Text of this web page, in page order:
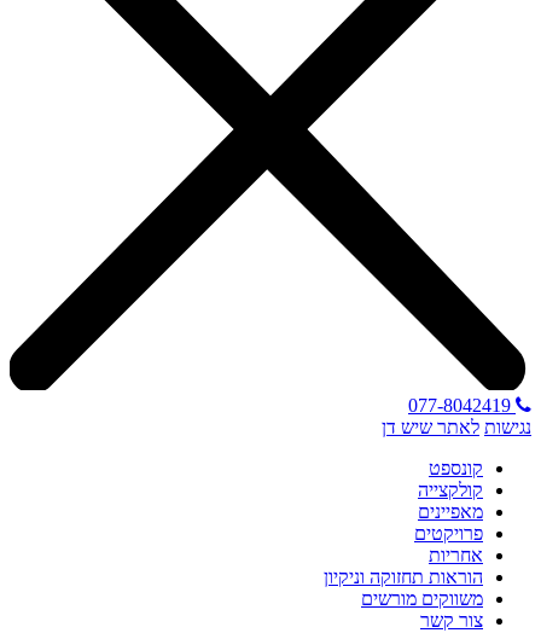
077-8042419
נגישות לאתר שיש דן
קונספט
קולקצייה
מאפיינים
פרויקטים
אחריות
הוראות תחזוקה וניקיון
משווקים מורשים
צור קשר